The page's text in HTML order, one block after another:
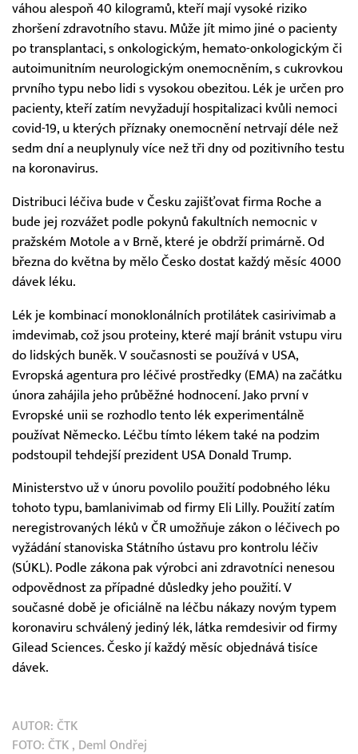
váhou alespoň 40 kilogramů, kteří mají vysoké riziko
zhoršení zdravotního stavu. Může jít mimo jiné o pacienty
po transplantaci, s onkologickým, hemato-onkologickým či
autoimunitním neurologickým onemocněním, s cukrovkou
prvního typu nebo lidi s vysokou obezitou. Lék je určen pro
pacienty, kteří zatím nevyžadují hospitalizaci kvůli nemoci
covid-19, u kterých příznaky onemocnění netrvají déle než
sedm dní a neuplynuly více než tři dny od pozitivního testu
na koronavirus.
Distribuci léčiva bude v Česku zajišťovat firma Roche a
bude jej rozvážet podle pokynů fakultních nemocnic v
pražském Motole a v Brně, které je obdrží primárně. Od
března do května by mělo Česko dostat každý měsíc 4000
dávek léku.
Lék je kombinací monoklonálních protilátek casirivimab a
imdevimab, což jsou proteiny, které mají bránit vstupu viru
do lidských buněk. V současnosti se používá v USA,
Evropská agentura pro léčivé prostředky (EMA) na začátku
února zahájila jeho průběžné hodnocení. Jako první v
Evropské unii se rozhodlo tento lék experimentálně
používat Německo. Léčbu tímto lékem také na podzim
podstoupil tehdejší prezident USA Donald Trump.
Ministerstvo už v únoru povolilo použití podobného léku
tohoto typu, bamlanivimab od firmy Eli Lilly. Použití zatím
neregistrovaných léků v ČR umožňuje zákon o léčivech po
vyžádání stanoviska Státního ústavu pro kontrolu léčiv
(SÚKL). Podle zákona pak výrobci ani zdravotníci nenesou
odpovědnost za případné důsledky jeho použití. V
současné době je oficiálně na léčbu nákazy novým typem
koronaviru schválený jediný lék, látka remdesivir od firmy
Gilead Sciences. Česko jí každý měsíc objednává tisíce
dávek.
AUTOR: ČTK
FOTO: ČTK , Deml Ondřej